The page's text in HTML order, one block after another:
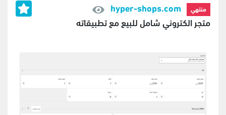
منتهي
hyper-shops.com
متجر الكتروني شامل للبيع مع تطبيقاته